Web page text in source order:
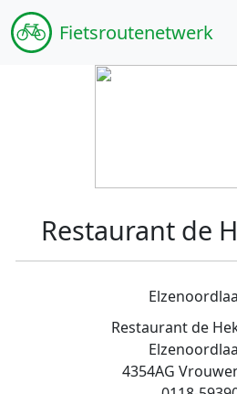
Fietsroutenetwerk
Restaurant de
Restaurant de
4354AG